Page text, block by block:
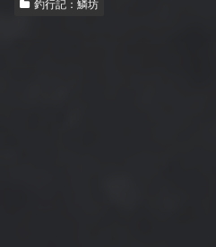
釣行記：鱗坊